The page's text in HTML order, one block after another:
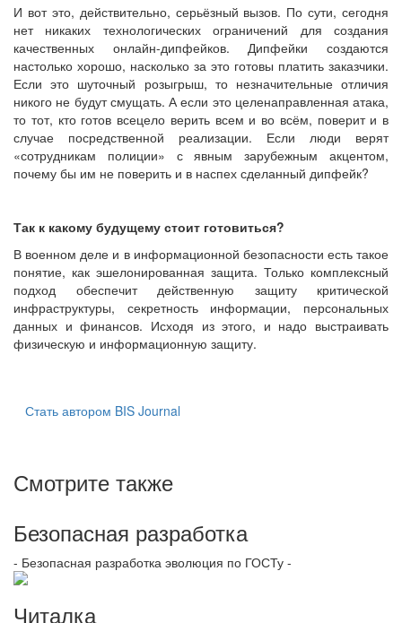
И вот это, действительно, серьёзный вызов. По сути, сегодня
нет никаких технологических ограничений для создания
качественных онлайн-дипфейков. Дипфейки создаются
настолько хорошо, насколько за это готовы платить заказчики.
Если это шуточный розыгрыш, то незначительные отличия
никого не будут смущать. А если это целенаправленная атака,
то тот, кто готов всецело верить всем и во всём, поверит и в
случае посредственной реализации. Если люди верят
«сотрудникам полиции» с явным зарубежным акцентом,
почему бы им не поверить и в наспех сделанный дипфейк?
Так к какому будущему стоит готовиться?
В военном деле и в информационной безопасности есть такое
понятие, как эшелонированная защита. Только комплексный
подход обеспечит действенную защиту критической
инфраструктуры, секретность информации, персональных
данных и финансов. Исходя из этого, и надо выстраивать
физическую и информационную защиту.
Стать автором BIS Journal
Смотрите также
Безопасная разработка
- Безопасная разработка эволюция по ГОСТу -
Читалка